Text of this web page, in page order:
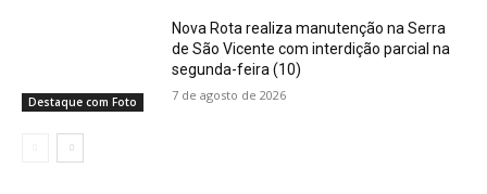
Destaque com Foto
Nova Rota realiza manutenção na Serra
de São Vicente com interdição parcial na
segunda-feira (10)
7 de agosto de 2026